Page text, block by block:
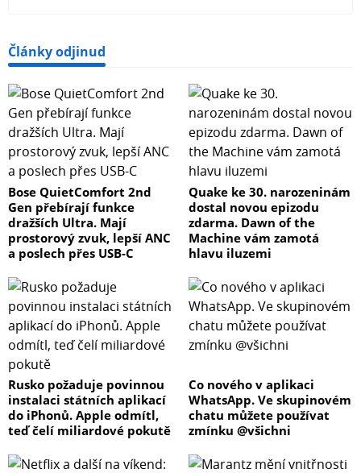
Články odjinud
Bose QuietComfort 2nd
Gen přebírají funkce
dražších Ultra. Mají
prostorový zvuk, lepší ANC
a poslech přes USB-C
Quake ke 30. narozeninám
dostal novou epizodu
zdarma. Dawn of the
Machine vám zamotá
hlavu iluzemi
Rusko požaduje povinnou
instalaci státních aplikací
do iPhonů. Apple odmítl,
teď čelí miliardové pokutě
Co nového v aplikaci
WhatsApp. Ve skupinovém
chatu můžete používat
zmínku @všichni